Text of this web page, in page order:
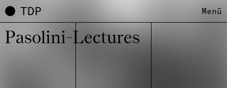
TDP Menü
Paso­lini-Lectu­res